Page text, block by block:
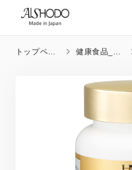
トップペー
健康食品_成